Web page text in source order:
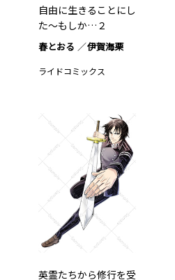
自由に生きることにし
た～もしか…２
春とおる 伊賀海栗
ライドコミックス
英霊たちから修行を受